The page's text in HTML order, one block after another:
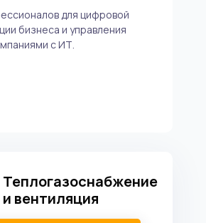
для цифровой
бизнеса и управления
с ИТ.
Теплогазоснабжение
и вентиляция